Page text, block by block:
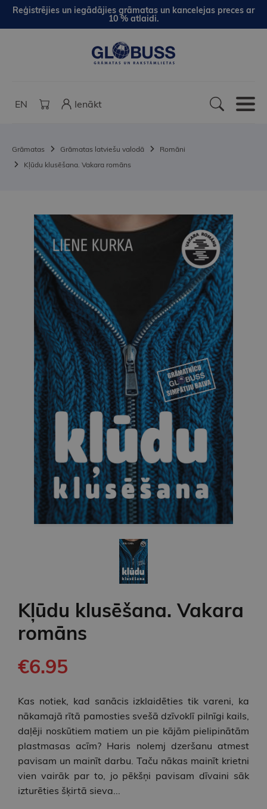
Reģistrējies un iegādājies grāmatas un kancelejas preces ar
10 % atlaidi.
EN Ienākt
Grāmatas Grāmatas latviešu valodā
Romāni
Kļūdu klusēšana. Vakara romāns
Kļūdu klusēšana. Vakara
romāns
€6.95
Kas notiek, kad sanācis izklaidēties tik vareni, ka
nākamajā rītā pamosties svešā dzīvoklī pilnīgi kails,
daļēji noskūtiem matiem un pie kājām pielipinātām
plastmasas acīm? Haris nolemj dzeršanu atmest
pavisam un mainīt darbu. Taču nākas mainīt krietni
vien vairāk par to, jo pēkšņi pavisam dīvaini sāk
izturēties šķirtā sieva...